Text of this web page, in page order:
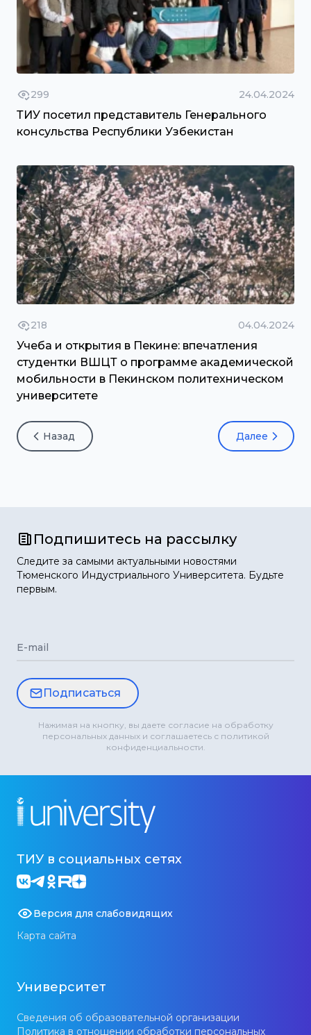
299 24.04.2024
ТИУ посетил представитель Генерального
консульства Республики Узбекистан
218 04.04.2024
Учеба и открытия в Пекине: впечатления
студентки ВШЦТ о программе академической
мобильности в Пекинском политехническом
университете
Назад Далее
Подпишитесь на рассылку
Следите за самыми актуальными новостями
Тюменского Индустриального Университета. Будьте
первым.
E-mail
Подписаться
Нажимая на кнопку, вы даете согласие на обработку
персональных данных и соглашаетесь с политикой
конфиденциальности.
ТИУ в социальных сетях
Версия для слабовидящих
Карта сайта
Университет
Сведения об образовательной организации
Политика в отношении обработки персональных